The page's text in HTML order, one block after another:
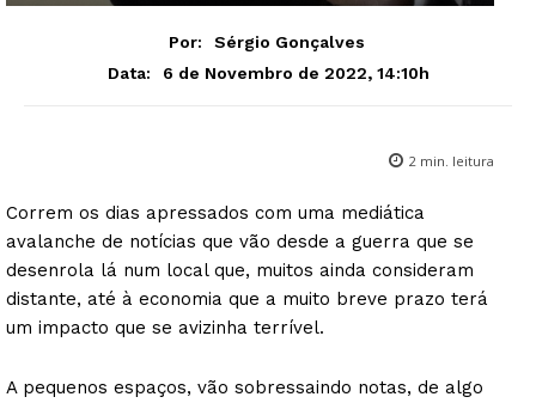
Por:
Sérgio Gonçalves
Data:
6 de Novembro de 2022, 14:10h
2 min. leitura
Correm os dias apressados com uma mediática
avalanche de notícias que vão desde a guerra que se
desenrola lá num local que, muitos ainda consideram
distante, até à economia que a muito breve prazo terá
um impacto que se avizinha terrível.
A pequenos espaços, vão sobressaindo notas, de algo